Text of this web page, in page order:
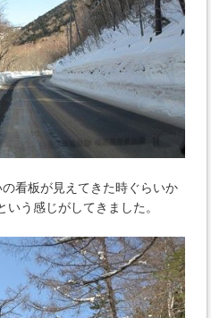
看板が見えてきた時ぐらいか
う感じがしてきました。